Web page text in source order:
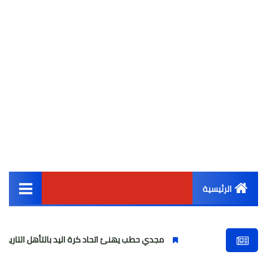
الرئيسية
أخبار مصر
مجدي حطب يهنئ اتحاد كرة اليد بالتأهل التاريخي لناشئات 2008 للمربع الذهبي